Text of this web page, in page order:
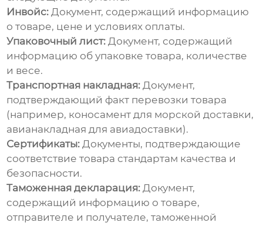
Инвойс: Документ, содержащий информацию
о товаре, цене и условиях оплаты.
Упаковочный лист: Документ, содержащий
информацию об упаковке товара, количестве
и весе.
Транспортная накладная: Документ,
подтверждающий факт перевозки товара
(например, коносамент для морской доставки,
авианакладная для авиадоставки).
Сертификаты: Документы, подтверждающие
соответствие товара стандартам качества и
безопасности.
Таможенная декларация: Документ,
содержащий информацию о товаре,
отправителе и получателе, таможенной